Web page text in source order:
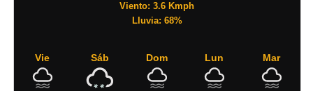
Viento: 3.6 Kmph
Lluvia: 68%
Vie Sáb Dom Lun Mar